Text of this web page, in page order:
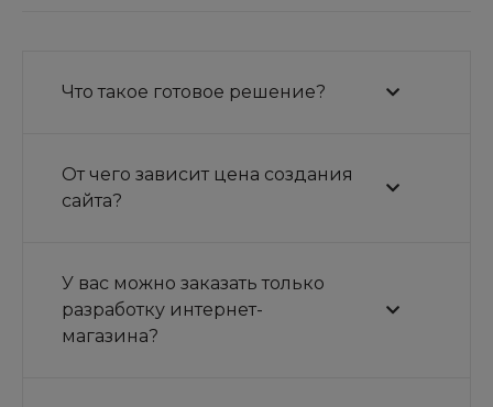
Что такое готовое решение?
От чего зависит цена создания
сайта?
У вас можно заказать только
разработку интернет-
магазина?